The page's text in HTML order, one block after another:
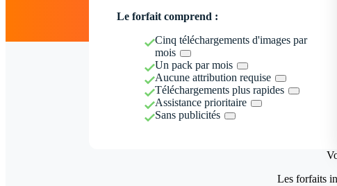
Le forfait comprend :
Cinq téléchargements d'images par
mois
Un pack par mois
Aucune attribution requise
Téléchargements plus rapides
Assistance prioritaire
Sans publicités
Les forfaits